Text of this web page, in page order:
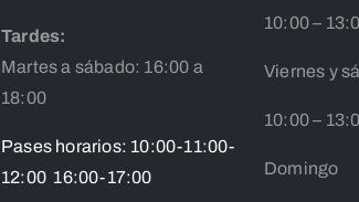
Tardes:
Martes a sábado: 16:00 a
18:00
Pases horarios: 10:00-11:00-
12:00 16:00-17:00
10:00 –
Viernes y
10:00 –
Domingo